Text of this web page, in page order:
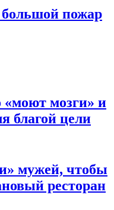
пожар
«моют мозги» и
благой цели
мужей, чтобы
ресторан